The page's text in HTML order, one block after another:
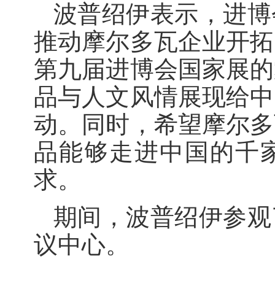
波普绍伊表示，进
推动摩尔多瓦企业开
第九届进博会国家展
品与人文风情展现给
动。同时，希望摩尔
品能够走进中国的千
求。
期间，波普绍伊参
议中心。